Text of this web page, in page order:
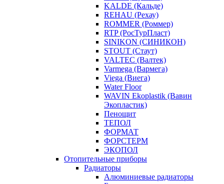
KALDE (Кальде)
REHAU (Рехау)
ROMMER (Роммер)
RTP (РосТурПласт)
SINIKON (СИНИКОН)
STOUT (Стаут)
VALTEC (Валтек)
Varmega (Вармега)
Viega (Виега)
Water Floor
WAVIN Ekoplastik (Вавин
Экопластик)
Пенощит
ТЕПОЛ
ФОРМАТ
ФОРСТЕРМ
ЭКОПОЛ
Отопительные приборы
Радиаторы
Алюминиевые радиаторы